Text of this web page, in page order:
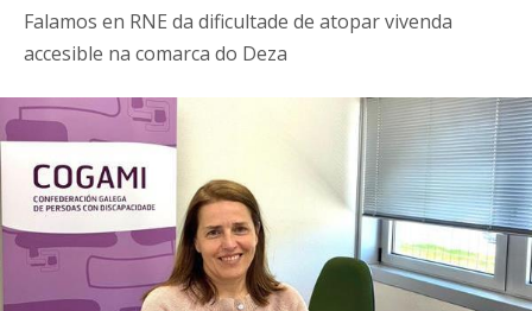
Falamos en RNE da dificultade de atopar vivenda
accesible na comarca do Deza